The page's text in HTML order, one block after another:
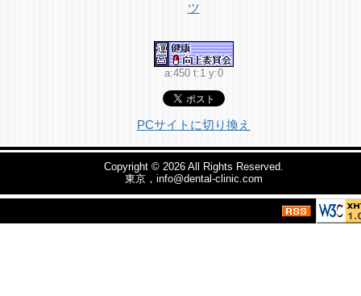
ツ
a:450 t:1 y:0
PCサイトに切り換え
Copyright © 2026 All Rights Reserved.
東京，info@dental-clinic.com